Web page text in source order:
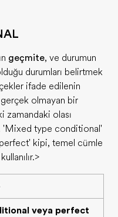
geçmişte, ve durumun
durumları belirtmek
ifade edilenin
olmayan bir
zamandaki olası
'Mixed type conditional'
kipi, temel cümle
veya perfect